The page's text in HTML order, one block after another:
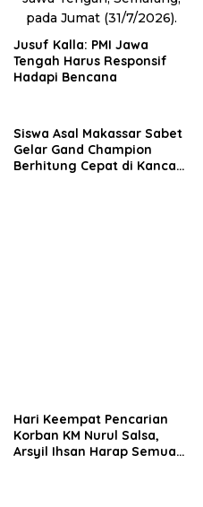
Jusuf Kalla: PMI Jawa
Tengah Harus Responsif
Hadapi Bencana
Siswa Asal Makassar Sabet
Gelar Gand Champion
Berhitung Cepat di Kancah
Hari Keempat Pencarian
Korban KM Nurul Salsa,
Arsyil Ihsan Harap Semua